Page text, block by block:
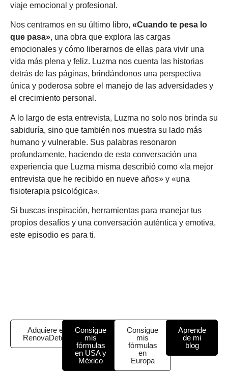
viaje emocional y profesional.
Nos centramos en su último libro, «Cuando te pesa lo
que pasa», una obra que explora las cargas
emocionales y cómo liberarnos de ellas para vivir una
vida más plena y feliz. Luzma nos cuenta las historias
detrás de las páginas, brindándonos una perspectiva
única y poderosa sobre el manejo de las adversidades y
el crecimiento personal.
A lo largo de esta entrevista, Luzma no solo nos brinda su
sabiduría, sino que también nos muestra su lado más
humano y vulnerable. Sus palabras resonaron
profundamente, haciendo de esta conversación una
experiencia que Luzma misma describió como «la mejor
entrevista que he recibido en nueve años» y «una
fisioterapia psicológica».
Si buscas inspiración, herramientas para manejar tus
propios desafíos y una conversación auténtica y emotiva,
este episodio es para ti.
Adquiere el
RenovaDetox
Consigue
mis
fórmulas
en USA y
México
Consigue
mis
fórmulas
en
Europa
Aprende
de mi
blog